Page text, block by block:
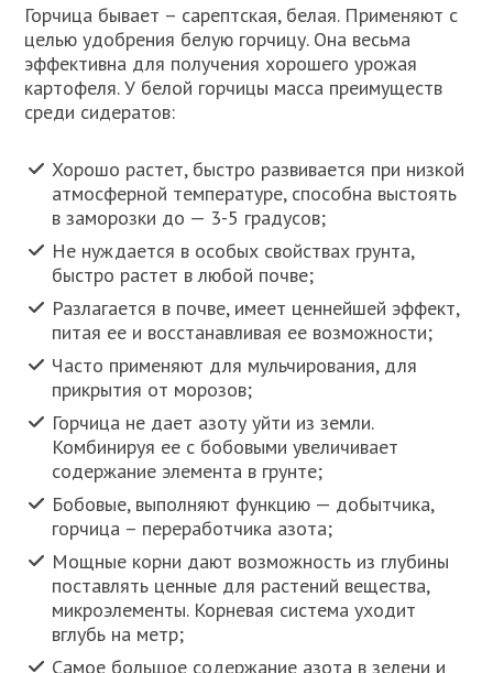
Горчица бывает – сарептская, белая. Применяют с
целью удобрения белую горчицу. Она весьма
эффективна для получения хорошего урожая
картофеля. У белой горчицы масса преимуществ
среди сидератов:
Хорошо растет, быстро развивается при низкой
атмосферной температуре, способна выстоять
в заморозки до — 3-5 градусов;
Не нуждается в особых свойствах грунта,
быстро растет в любой почве;
Разлагается в почве, имеет ценнейшей эффект,
питая ее и восстанавливая ее возможности;
Часто применяют для мульчирования, для
прикрытия от морозов;
Горчица не дает азоту уйти из земли.
Комбинируя ее с бобовыми увеличивает
содержание элемента в грунте;
Бобовые, выполняют функцию — добытчика,
горчица – переработчика азота;
Мощные корни дают возможность из глубины
поставлять ценные для растений вещества,
микроэлементы. Корневая система уходит
вглубь на метр;
Самое большое содержание азота в зелени и